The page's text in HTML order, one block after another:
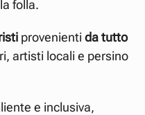
folla.
provenienti da tutto
artisti locali e persino
e inclusiva,